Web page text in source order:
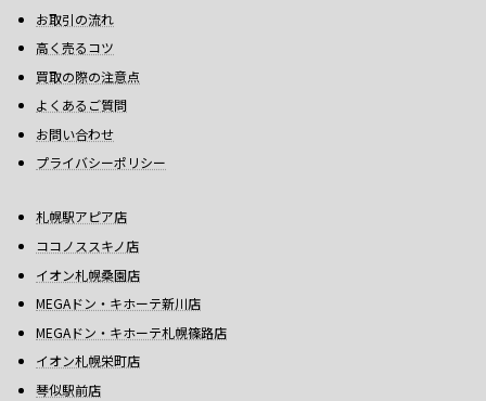
お取引の流れ
高く売るコツ
買取の際の注意点
よくあるご質問
お問い合わせ
プライバシーポリシー
札幌駅アピア店
ココノススキノ店
イオン札幌桑園店
MEGAドン・キホーテ新川店
MEGAドン・キホーテ札幌篠路店
イオン札幌栄町店
琴似駅前店